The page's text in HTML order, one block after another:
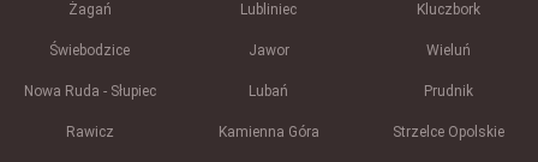
Żagań Lubliniec Kluczbork
Świebodzice Jawor Wieluń
Nowa Ruda - Słupiec Lubań Prudnik
Rawicz Kamienna Góra Strzelce Opolskie